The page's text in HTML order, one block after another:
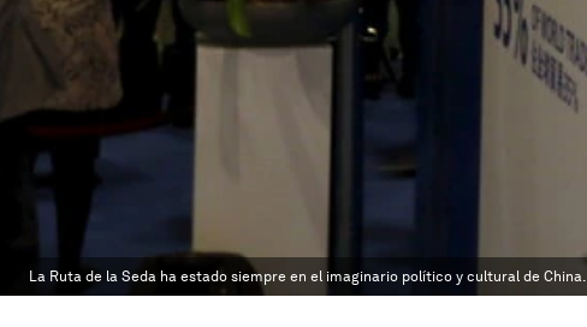
La Ruta de la Seda ha estado siempre en el imaginario político y cultural de China.